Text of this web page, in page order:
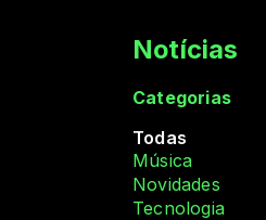
Notícias
Categorias
Todas
Música
Novidades
Tecnologia